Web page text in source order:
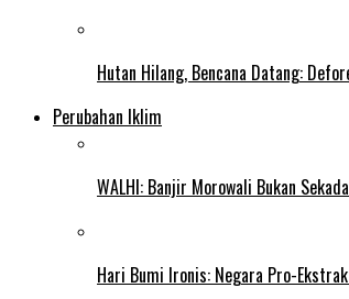
Hutan Hilang, Bencana Datang:
Perubahan Iklim
WALHI: Banjir Morowali Bukan
Hari Bumi Ironis: Negara Pro-